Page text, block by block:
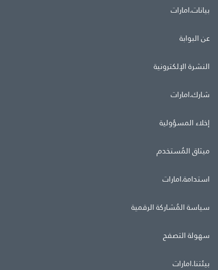
بيانات.امارات
عن البوابة
النشرة الإلكترونية
شارك.امارات
إخلاء المسؤولية
ميثاق المُستخدم
استدامة.امارات
سياسة المُشاركة الرقمية
سهولة التصفح
بيئتنا.امارات